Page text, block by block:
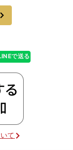
ールを意図
で送る
て